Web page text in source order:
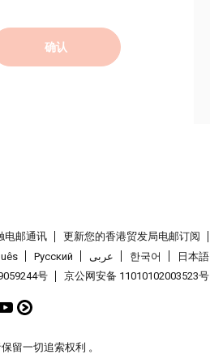
确认
电邮通讯 更新您的香港贸发局电邮订阅
Pусский عربى 한국어
日本語
号 京公网安备 11010102003523号
留一切追索权利 。